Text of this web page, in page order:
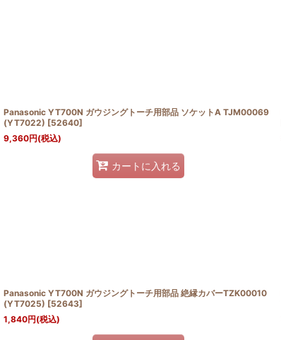
Panasonic YT700N ガウジングトーチ用部品 ソケットA TJM00069
(YT7022) [52640]
9,360円(税込)
カートに入れる
Panasonic YT700N ガウジングトーチ用部品 絶縁カバーTZK00010
(YT7025) [52643]
1,840円(税込)